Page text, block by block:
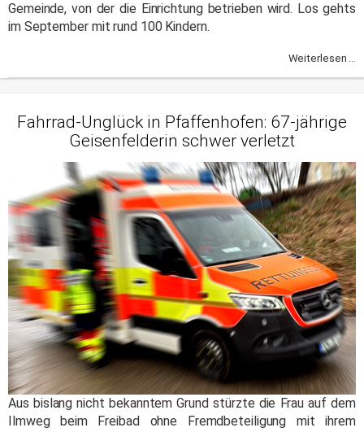
Gemeinde, von der die Einrichtung betrieben wird. Los gehts
im September mit rund 100 Kindern.
Weiterlesen ...
Fahrrad-Unglück in Pfaffenhofen: 67-jährige
Geisenfelderin schwer verletzt
Aus bislang nicht bekanntem Grund stürzte die Frau auf dem
Ilmweg beim Freibad ohne Fremdbeteiligung mit ihrem